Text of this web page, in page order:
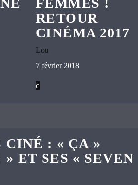
FEMMES !
RETOUR
CINÉMA 2017
Lou
7 février 2018
CINÉ : « ÇA »
ET SES « SEVEN